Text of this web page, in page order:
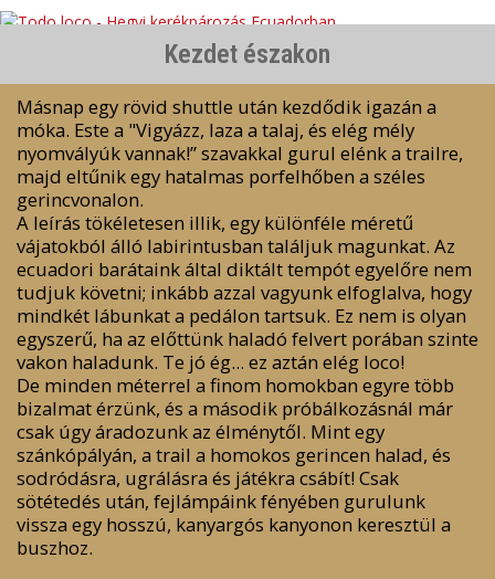
Kezdet északon
Másnap egy rövid shuttle után kezdődik igazán a
móka. Este a "Vigyázz, laza a talaj, és elég mély
nyomvályúk vannak!” szavakkal gurul elénk a trailre,
majd eltűnik egy hatalmas porfelhőben a széles
gerincvonalon.
A leírás tökéletesen illik, egy különféle méretű
vájatokból álló labirintusban találjuk magunkat. Az
ecuadori barátaink által diktált tempót egyelőre nem
tudjuk követni; inkább azzal vagyunk elfoglalva, hogy
mindkét lábunkat a pedálon tartsuk. Ez nem is olyan
egyszerű, ha az előttünk haladó felvert porában szinte
vakon haladunk. Te jó ég... ez aztán elég loco!
De minden méterrel a finom homokban egyre több
bizalmat érzünk, és a második próbálkozásnál már
csak úgy áradozunk az élménytől. Mint egy
szánkópályán, a trail a homokos gerincen halad, és
sodródásra, ugrálásra és játékra csábít! Csak
sötétedés után, fejlámpáink fényében gurulunk
vissza egy hosszú, kanyargós kanyonon keresztül a
buszhoz.